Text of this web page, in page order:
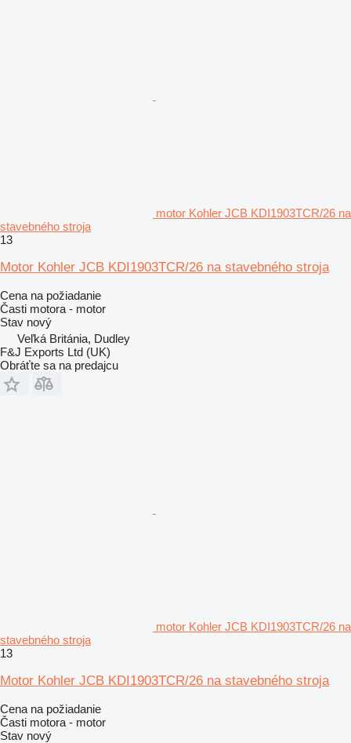
motor Kohler JCB KDI1903TCR/26 na
stavebného stroja
13
Motor Kohler JCB KDI1903TCR/26 na stavebného stroja
Cena na požiadanie
Časti motora - motor
Stav nový
Veľká Británia, Dudley
F&J Exports Ltd (UK)
Obráťte sa na predajcu
motor Kohler JCB KDI1903TCR/26 na
stavebného stroja
13
Motor Kohler JCB KDI1903TCR/26 na stavebného stroja
Cena na požiadanie
Časti motora - motor
Stav nový